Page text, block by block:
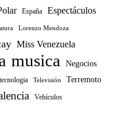
España Espectáculos
Lorenzo Mendoza
Miss Venezuela
musica
Negocios
tecnologia Televisión Terremoto
Vehículos